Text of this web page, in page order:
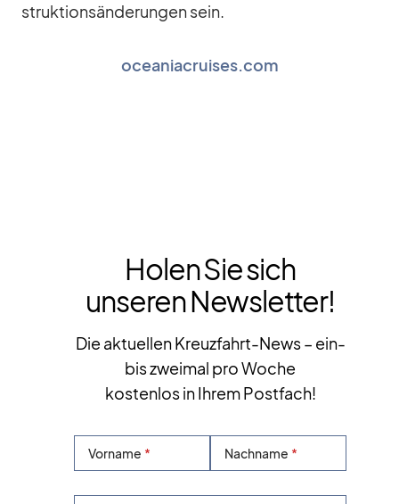
struk­ti­ons­än­de­run­gen sein.
oceaniacruises.com
Holen Sie sich
unseren Newsletter!
Die aktuellen Kreuzfahrt-News – ein-
bis zweimal pro Woche
kostenlos in Ihrem Postfach!
Vorname Nachname